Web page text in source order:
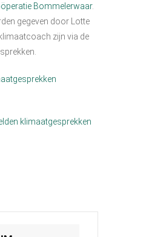
Bommelerwaar.
gegeven door Lotte
zijn via de
klimaatgesprekken